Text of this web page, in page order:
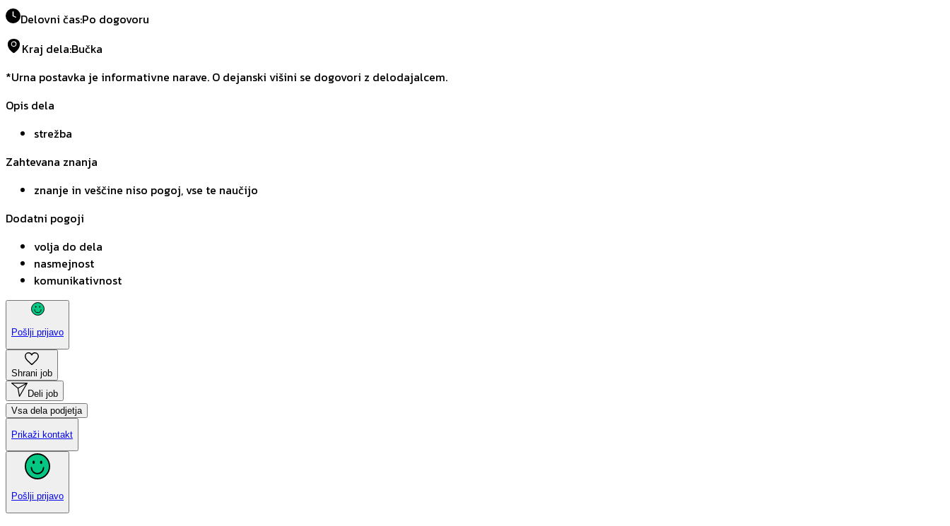
Delovni čas:Po dogovoru
Kraj dela:Bučka
*Urna postavka je informativne narave. O dejanski višini se dogovori z delodajalcem.
Opis dela
strežba
Zahtevana znanja
znanje in veščine niso pogoj, vse te naučijo
Dodatni pogoji
volja do dela
nasmejnost
komunikativnost
Pošlji prijavo
Shrani job
Deli job
Vsa dela podjetja
Prikaži kontakt
Pošlji prijavo